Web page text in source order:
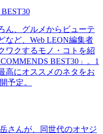
ん、グルメからビューテ
など、Web LEON編集者
ワクするモノ・コトを紹
BEST30」。1
高にオススメのネタをお
予定。
さんが、同世代のオヤジ